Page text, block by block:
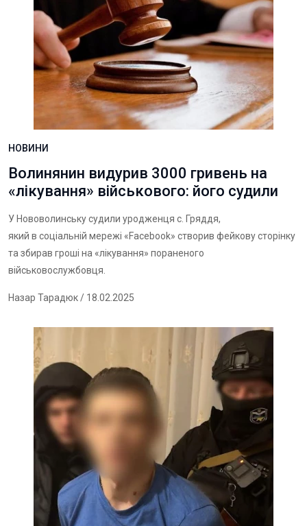
НОВИНИ
Волинянин видурив 3000 гривень на
«лікування» військового: його судили
У Нововолинську судили уродженця с. Гряддя,
який в соціальній мережі «Facebook» створив фейкову сторінку
та збирав гроші на «лікування» пораненого
військовослужбовця.
Назар Тарадюк/ 18.02.2025